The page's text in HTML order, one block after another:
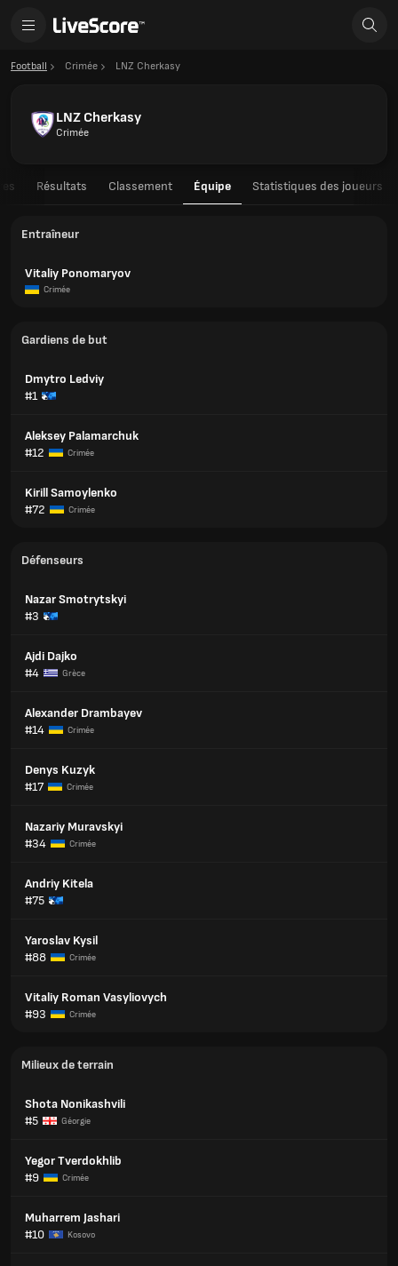
Football Crimée LNZ Cherkasy
LNZ Cherkasy
Crimée
Résultats Classement Équipe Statistiques des joueurs
Entraîneur
Vitaliy Ponomaryov
Crimée
Gardiens de but
Dmytro Ledviy
#1
Aleksey Palamarchuk
#12
Crimée
Kirill Samoylenko
#72
Crimée
Défenseurs
Nazar Smotrytskyi
#3
Ajdi Dajko
#4
Grèce
Alexander Drambayev
#14
Crimée
Denys Kuzyk
#17
Crimée
Nazariy Muravskyi
#34
Crimée
Andriy Kitela
#75
Yaroslav Kysil
#88
Crimée
Vitaliy Roman Vasyliovych
#93
Crimée
Milieux de terrain
Shota Nonikashvili
#5
Géorgie
Yegor Tverdokhlib
#9
Crimée
Muharrem Jashari
#10
Kosovo